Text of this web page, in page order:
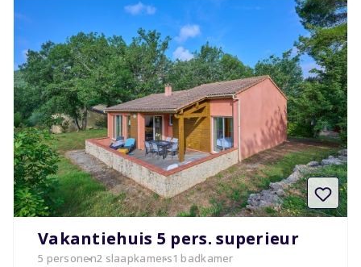
Vakantiehuis 5 pers. superieur
5 personen2 slaapkamers1 badkamer